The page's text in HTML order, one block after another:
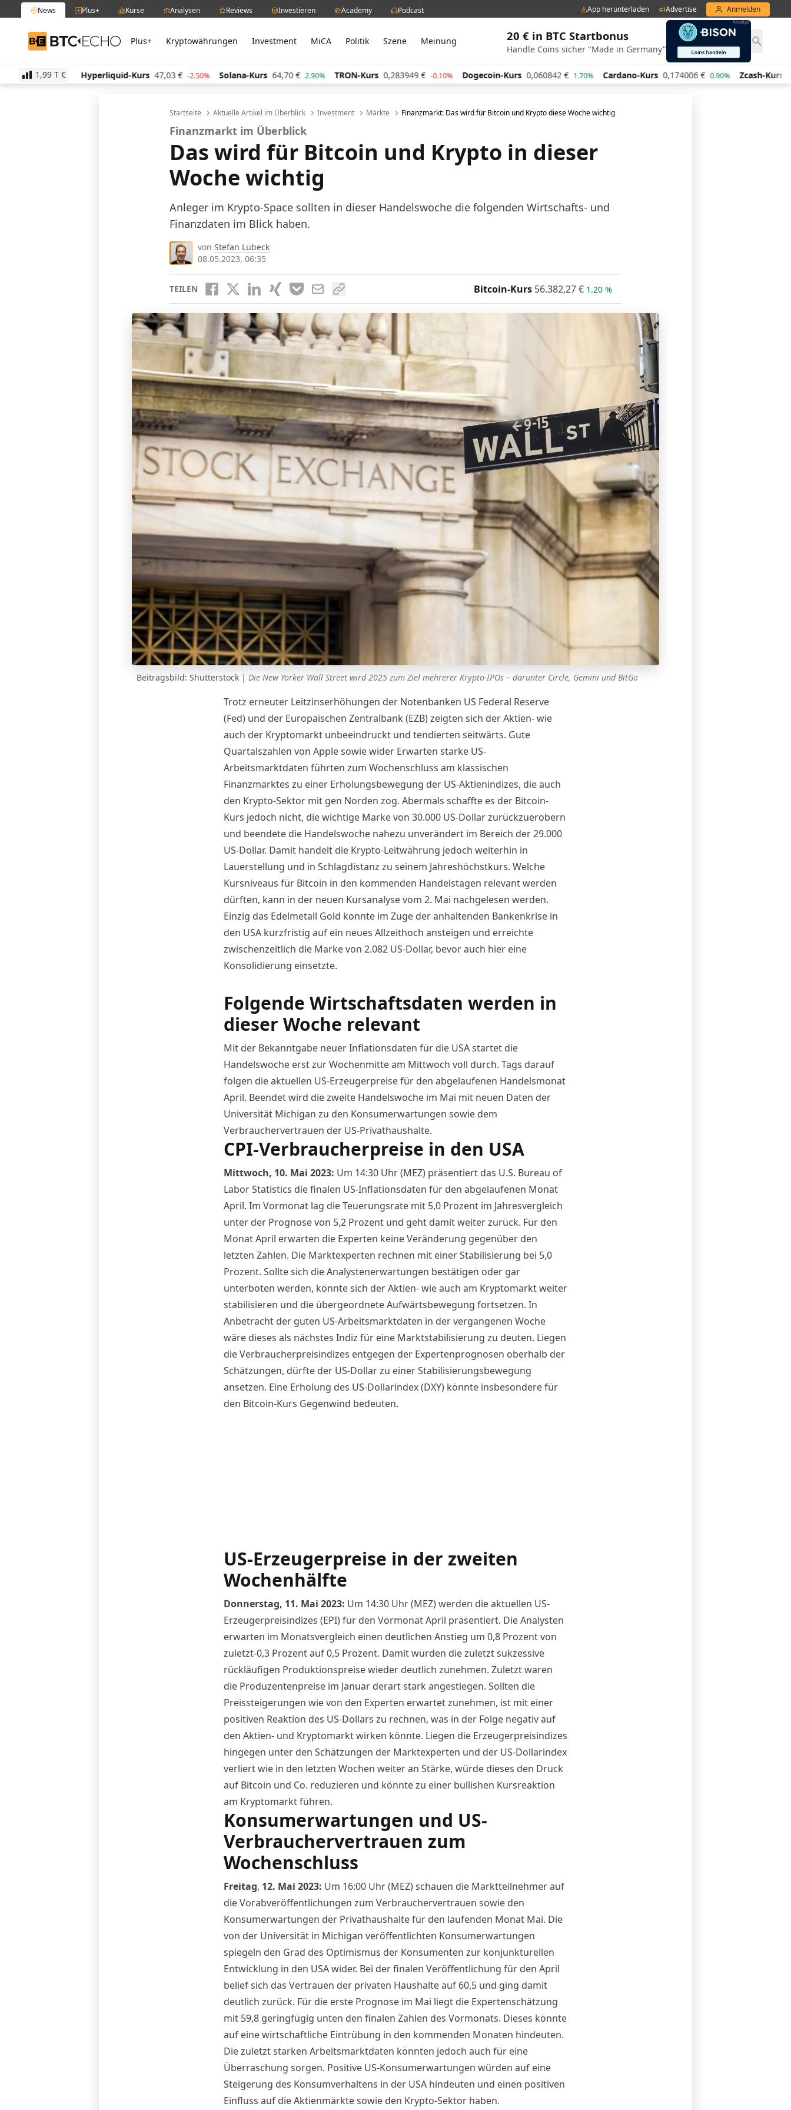
News Plus+ Kurse Analysen Reviews Investieren Academy Podcast App herunterladen Advertise Anmelden
BTC-ECHO Plus+ Kryptowährungen Investment MiCA Politik Szene Meinung 20 € in BTC Startbonus
Handle Coins sicher "Made in Germany"
1,99 T €
0.30% Hyperliquid-Kurs 47,03 € -2.50% Solana-Kurs 64,70 € 2.90% TRON-Kurs 0,283949 € -0.10% Dogecoin-Kurs 0,060842 € 1.70% Cardano-Kurs 0,174006 € 0.90% Zcash-Kurs 440,55 €
Startseite Aktuelle Artikel im Überblick Investment Märkte Finanzmarkt: Das wird für Bitcoin und Krypto diese Woche wichtig
Finanzmarkt im Überblick
Das wird für Bitcoin und Krypto in dieser
Woche wichtig
Anleger im Krypto-Space sollten in dieser Handelswoche die folgenden Wirtschafts- und
Finanzdaten im Blick haben.
von Stefan Lübeck
08.05.2023, 06:35
TEILEN Bitcoin-Kurs 56.382,27€ 1.20 %
Beitragsbild: Shutterstock | Die New Yorker Wall Street wird 2025 zum Ziel mehrerer Krypto-IPOs – darunter Circle, Gemini und BitGo
Trotz erneuter Leitzinserhöhungen der Notenbanken US Federal Reserve
(Fed) und der Europäischen Zentralbank (EZB) zeigten sich der Aktien- wie
auch der Kryptomarkt unbeeindruckt und tendierten seitwärts. Gute
Quartalszahlen von Apple sowie wider Erwarten starke US-
Arbeitsmarktdaten führten zum Wochenschluss am klassischen
Finanzmarktes zu einer Erholungsbewegung der US-Aktienindizes, die auch
den Krypto-Sektor mit gen Norden zog. Abermals schaffte es der Bitcoin-
Kurs jedoch nicht, die wichtige Marke von 30.000 US-Dollar zurückzuerobern
und beendete die Handelswoche nahezu unverändert im Bereich der 29.000
US-Dollar. Damit handelt die Krypto-Leitwährung jedoch weiterhin in
Lauerstellung und in Schlagdistanz zu seinem Jahreshöchstkurs. Welche
Kursniveaus für Bitcoin in den kommenden Handelstagen relevant werden
dürften, kann in der neuen Kursanalyse vom 2. Mai nachgelesen werden.
Einzig das Edelmetall Gold konnte im Zuge der anhaltenden Bankenkrise in
den USA kurzfristig auf ein neues Allzeithoch ansteigen und erreichte
zwischenzeitlich die Marke von 2.082 US-Dollar, bevor auch hier eine
Konsolidierung einsetzte.
Folgende Wirtschaftsdaten werden in
dieser Woche relevant
Mit der Bekanntgabe neuer Inflationsdaten für die USA startet die
Handelswoche erst zur Wochenmitte am Mittwoch voll durch. Tags darauf
folgen die aktuellen US-Erzeugerpreise für den abgelaufenen Handelsmonat
April. Beendet wird die zweite Handelswoche im Mai mit neuen Daten der
Universität Michigan zu den Konsumerwartungen sowie dem
Verbrauchervertrauen der US-Privathaushalte.
CPI-Verbraucherpreise in den USA
Mittwoch, 10. Mai 2023: Um 14:30 Uhr (MEZ) präsentiert das U.S. Bureau of
Labor Statistics die finalen US-Inflationsdaten für den abgelaufenen Monat
April. Im Vormonat lag die Teuerungsrate mit 5,0 Prozent im Jahresvergleich
unter der Prognose von 5,2 Prozent und geht damit weiter zurück. Für den
Monat April erwarten die Experten keine Veränderung gegenüber den
letzten Zahlen. Die Marktexperten rechnen mit einer Stabilisierung bei 5,0
Prozent. Sollte sich die Analystenerwartungen bestätigen oder gar
unterboten werden, könnte sich der Aktien- wie auch am Kryptomarkt weiter
stabilisieren und die übergeordnete Aufwärtsbewegung fortsetzen. In
Anbetracht der guten US-Arbeitsmarktdaten in der vergangenen Woche
wäre dieses als nächstes Indiz für eine Marktstabilisierung zu deuten. Liegen
die Verbraucherpreisindizes entgegen der Expertenprognosen oberhalb der
Schätzungen, dürfte der US-Dollar zu einer Stabilisierungsbewegung
ansetzen. Eine Erholung des US-Dollarindex (DXY) könnte insbesondere für
den Bitcoin-Kurs Gegenwind bedeuten.
US-Erzeugerpreise in der zweiten
Wochenhälfte
Donnerstag, 11. Mai 2023: Um 14:30 Uhr (MEZ) werden die aktuellen US-
Erzeugerpreisindizes (EPI) für den Vormonat April präsentiert. Die Analysten
erwarten im Monatsvergleich einen deutlichen Anstieg um 0,8 Prozent von
zuletzt-0,3 Prozent auf 0,5 Prozent. Damit würden die zuletzt sukzessive
rückläufigen Produktionspreise wieder deutlich zunehmen. Zuletzt waren
die Produzentenpreise im Januar derart stark angestiegen. Sollten die
Preissteigerungen wie von den Experten erwartet zunehmen, ist mit einer
positiven Reaktion des US-Dollars zu rechnen, was in der Folge negativ auf
den Aktien- und Kryptomarkt wirken könnte. Liegen die Erzeugerpreisindizes
hingegen unter den Schätzungen der Marktexperten und der US-Dollarindex
verliert wie in den letzten Wochen weiter an Stärke, würde dieses den Druck
auf Bitcoin und Co. reduzieren und könnte zu einer bullishen Kursreaktion
am Kryptomarkt führen.
Konsumerwartungen und US-
Verbrauchervertrauen zum
Wochenschluss
Freitag, 12. Mai 2023: Um 16:00 Uhr (MEZ) schauen die Marktteilnehmer auf
die Vorabveröffentlichungen zum Verbrauchervertrauen sowie den
Konsumerwartungen der Privathaushalte für den laufenden Monat Mai. Die
von der Universität in Michigan veröffentlichten Konsumerwartungen
spiegeln den Grad des Optimismus der Konsumenten zur konjunkturellen
Entwicklung in den USA wider. Bei der finalen Veröffentlichung für den April
belief sich das Vertrauen der privaten Haushalte auf 60,5 und ging damit
deutlich zurück. Für die erste Prognose im Mai liegt die Expertenschätzung
mit 59,8 geringfügig unten den finalen Zahlen des Vormonats. Dieses könnte
auf eine wirtschaftliche Eintrübung in den kommenden Monaten hindeuten.
Die zuletzt starken Arbeitsmarktdaten könnten jedoch auch für eine
Überraschung sorgen. Positive US-Konsumerwartungen würden auf eine
Steigerung des Konsumverhaltens in der USA hindeuten und einen positiven
Einfluss auf die Aktienmärkte sowie den Krypto-Sektor haben.